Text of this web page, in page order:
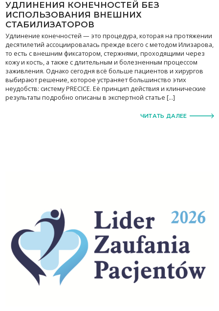
УДЛИНЕНИЯ КОНЕЧНОСТЕЙ БЕЗ
ИСПОЛЬЗОВАНИЯ ВНЕШНИХ
СТАБИЛИЗАТОРОВ
Удлинение конечностей — это процедура, которая на протяжении
десятилетий ассоциировалась прежде всего с методом Илизарова,
то есть с внешним фиксатором, стержнями, проходящими через
кожу и кость, а также с длительным и болезненным процессом
заживления. Однако сегодня всё больше пациентов и хирургов
выбирают решение, которое устраняет большинство этих
неудобств: систему PRECICE. Её принцип действия и клинические
результаты подробно описаны в экспертной статье […]
ЧИТАТЬ ДАЛЕЕ